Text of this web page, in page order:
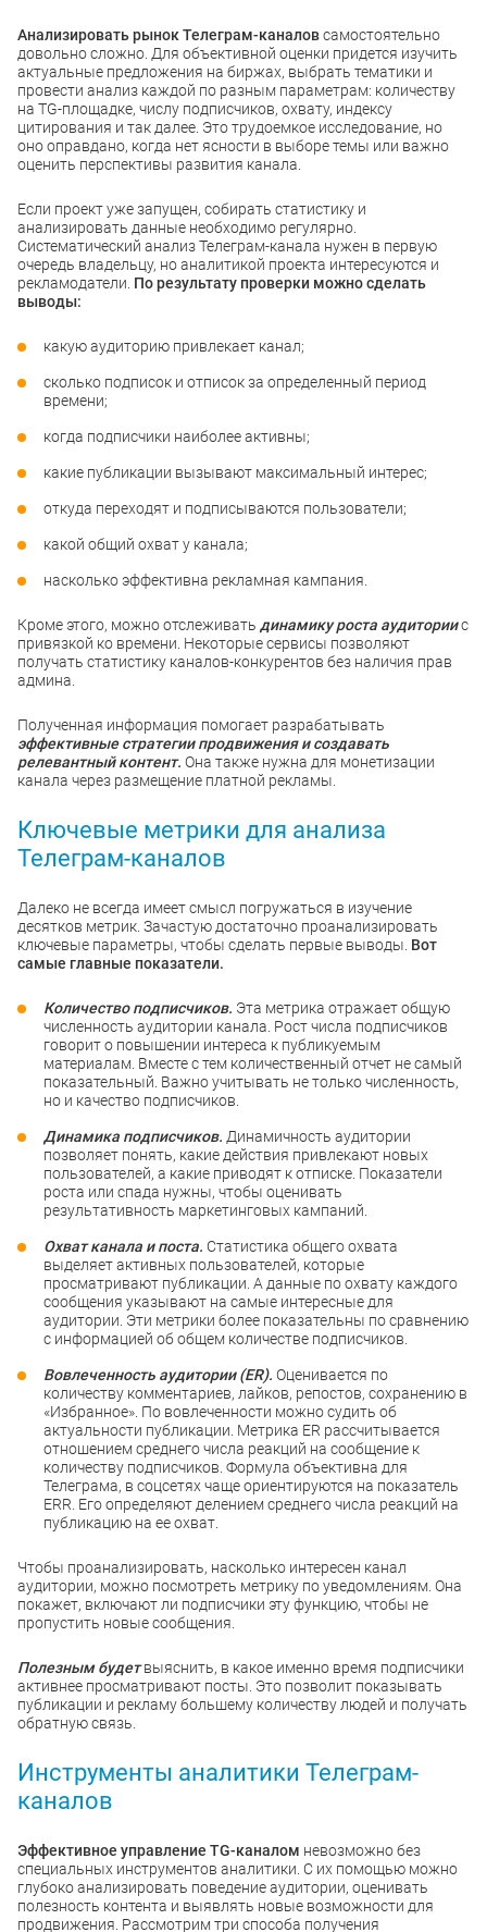
Анализировать рынок Телеграм-каналовсамостоятельно
довольно сложно. Для объективной оценки придется изучить
актуальные предложения на биржах, выбрать тематики и
провести анализ каждой по разным параметрам: количеству
на TG-площадке, числу подписчиков, охвату, индексу
цитирования и так далее. Это трудоемкое исследование, но
оно оправдано, когда нет ясности в выборе темы или важно
оценить перспективы развития канала.
Если проект уже запущен, собирать статистику и
анализировать данные необходимо регулярно.
Систематический анализ Телеграм-канала нужен в первую
очередь владельцу, но аналитикой проекта интересуются и
рекламодатели. По результату проверки можно сделать
выводы:
какую аудиторию привлекает канал;
сколько подписок и отписок за определенный период
времени;
когда подписчики наиболее активны;
какие публикации вызывают максимальный интерес;
откуда переходят и подписываются пользователи;
какой общий охват у канала;
насколько эффективна рекламная кампания.
Кроме этого, можно отслеживать динамику роста аудиториис
привязкой ко времени. Некоторые сервисы позволяют
получать статистику каналов-конкурентов без наличия прав
админа.
Полученная информация помогает разрабатывать
эффективные стратегии продвижения и создавать
релевантный контент. Она также нужна для монетизации
канала через размещение платной рекламы.
Ключевые метрики для анализа
Телеграм-каналов
Далеко не всегда имеет смысл погружаться в изучение
десятков метрик. Зачастую достаточно проанализировать
ключевые параметры, чтобы сделать первые выводы. Вот
самые главные показатели.
Количество подписчиков. Эта метрика отражает общую
численность аудитории канала. Рост числа подписчиков
говорит о повышении интереса к публикуемым
материалам. Вместе с тем количественный отчет не самый
показательный. Важно учитывать не только численность,
но и качество подписчиков.
Динамика подписчиков. Динамичность аудитории
позволяет понять, какие действия привлекают новых
пользователей, а какие приводят к отписке. Показатели
роста или спада нужны, чтобы оценивать
результативность маркетинговых кампаний.
Охват канала и поста. Статистика общего охвата
выделяет активных пользователей, которые
просматривают публикации. А данные по охвату каждого
сообщения указывают на самые интересные для
аудитории. Эти метрики более показательны по сравнению
с информацией об общем количестве подписчиков.
Вовлеченность аудитории (ER). Оценивается по
количеству комментариев, лайков, репостов, сохранению в
«Избранное». По вовлеченности можно судить об
актуальности публикации. Метрика ER рассчитывается
отношением среднего числа реакций на сообщение к
количеству подписчиков. Формула объективна для
Телеграма, в соцсетях чаще ориентируются на показатель
ERR. Его определяют делением среднего числа реакций на
публикацию на ее охват.
Чтобы проанализировать, насколько интересен канал
аудитории, можно посмотреть метрику по уведомлениям. Она
покажет, включают ли подписчики эту функцию, чтобы не
пропустить новые сообщения.
Полезным будетвыяснить, в какое именно время подписчики
активнее просматривают посты. Это позволит показывать
публикации и рекламу большему количеству людей и получать
обратную связь.
Инструменты аналитики Телеграм-
каналов
Эффективное управление TG-каналом невозможно без
специальных инструментов аналитики. С их помощью можно
глубоко анализировать поведение аудитории, оценивать
полезность контента и выявлять новые возможности для
продвижения. Рассмотрим три способа получения